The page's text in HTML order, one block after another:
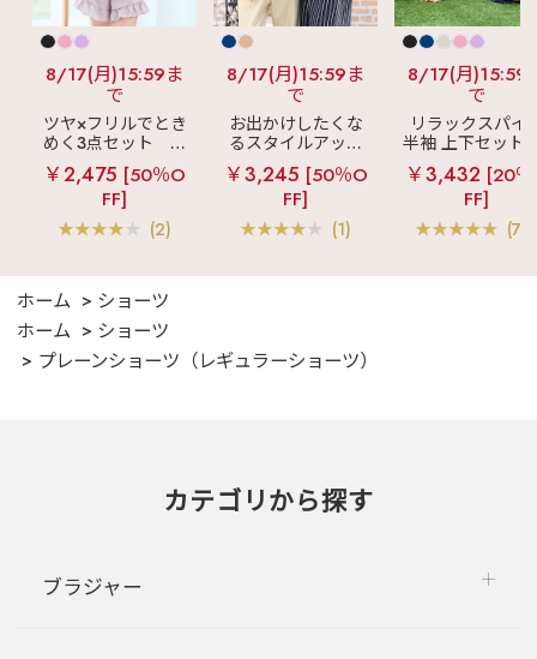
8/17(月)15:59ま
で
ツヤ×フリルでとき
めく3点セット
シ
ルキー ショートパ
ンツ 3点セット
￥2,475 [50％O
FF]
(2)
8/17(月)15:59ま
で
お出かけしたくな
るスタイルアップ
見え
ストライプ
フリル ロングパン
ツ 綿混 上下セット
￥3,245 [50％O
FF]
(1)
8/17(月)15:59
で
リラックスパイ
半袖 上下セット
女兼用サイズ)
￥3,432 [20
FF]
ホーム
ショーツ
ホーム
ショーツ
プレーンショーツ（レギュラーショーツ）
カテゴリから探す
ブラジャー